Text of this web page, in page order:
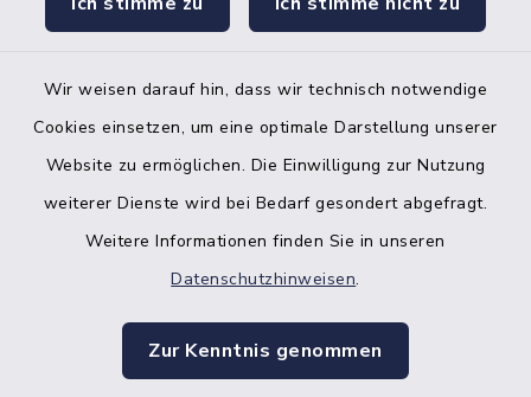
Wir weisen darauf hin, dass wir technisch notwendige
Cookies einsetzen, um eine optimale Darstellung unserer
Website zu ermöglichen. Die Einwilligung zur Nutzung
weiterer Dienste wird bei Bedarf gesondert abgefragt.
Weitere Informationen finden Sie in unseren
Datenschutzhinweisen.
Zur Kenntnis genommen
Bankverbindung der Amtskasse
Barrierefreiheit
Impressum